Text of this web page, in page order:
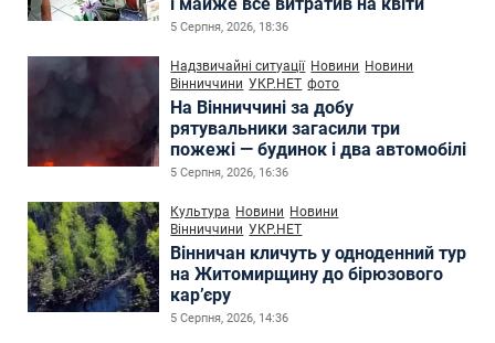
5 Серпня, 2026, 18:36
Надзвичайні ситуації Новини Новини
Вінниччини УКР.НЕТ фото
На Вінниччині за добу
рятувальники загасили три
пожежі — будинок і два автомобілі
5 Серпня, 2026, 16:36
Культура Новини Новини
Вінниччини УКР.НЕТ
Вінничан кличуть у одноденний тур
на Житомирщину до бірюзового
кар’єру
5 Серпня, 2026, 14:36